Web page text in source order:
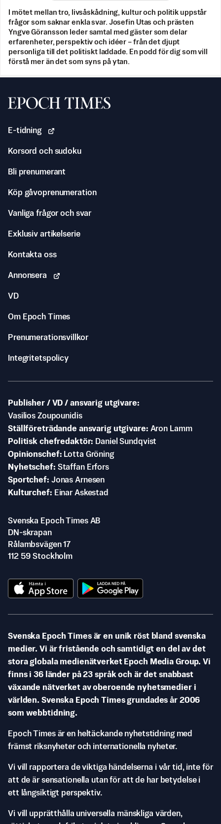
I mötet mellan tro, livsåskådning, kultur och politik uppstår
frågor som saknar enkla svar. Josefin Utas och prästen
Yngve Göransson leder samtal med gäster som delar
erfarenheter, perspektiv och idéer – från det djupt
personliga till det politiskt laddade. En podd för dig som vill
förstå mer än det som syns på ytan.
Svenska Epoch Times
E-tidning
Korsord och sudoku
Bli prenumerant
Köp gåvoprenumeration
Vanliga frågor och svar
Exklusiv artikelserie
Kontakta oss
Annonsera
VD
Om Epoch Times
Prenumerationsvillkor
Integritetspolicy
Publisher / VD / ansvarig utgivare
Vasilios Zoupounidis
Ställföreträdande ansvarig utgivare Aron Lamm
Politisk chefredaktör
Daniel Sundqvist
Opinionschef
Lotta Gröning
Nyhetschef Staffan Erfors
Sportchef Jonas Arnesen
Kulturchef
Einar Askestad
Svenska Epoch Times AB
DN-skrapan
Rålambsvägen 17
112 59 Stockholm
Svenska Epoch Times är en unik röst bland svenska
medier. Vi är fristående och samtidigt en del av det
stora globala medienätverket Epoch Media Group. Vi
finns i 36 länder på 23 språk och är det snabbast
växande nätverket av oberoende nyhetsmedier i
världen. Svenska Epoch Times grundades år 2006
som webbtidning.
Epoch Times är en heltäckande nyhetstidning med
främst riksnyheter och internationella nyheter.
Vi vill rapportera de viktiga händelserna i vår tid, inte för
att de är sensationella utan för att de har betydelse i
ett långsiktigt perspektiv.
Vi vill upprätthålla universella mänskliga värden,